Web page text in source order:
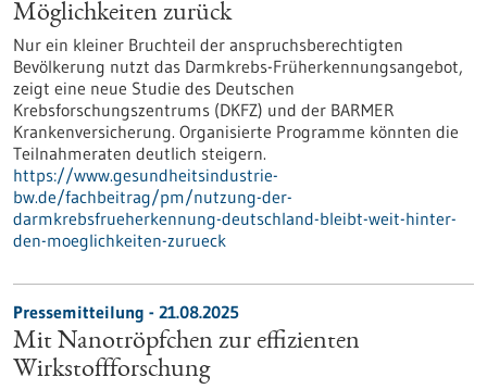
Möglichkeiten zurück
Nur ein kleiner Bruchteil der anspruchsberechtigten
Bevölkerung nutzt das Darmkrebs-Früherkennungsangebot,
zeigt eine neue Studie des Deutschen
Krebsforschungszentrums (DKFZ) und der BARMER
Krankenversicherung. Organisierte Programme könnten die
Teilnahmeraten deutlich steigern.
https://www.gesundheitsindustrie-
bw.de/fachbeitrag/pm/nutzung-der-
darmkrebsfrueherkennung-deutschland-bleibt-weit-hinter-
den-moeglichkeiten-zurueck
Pressemitteilung - 21.08.2025
Mit Nanotröpfchen zur effizienten
Wirkstoffforschung